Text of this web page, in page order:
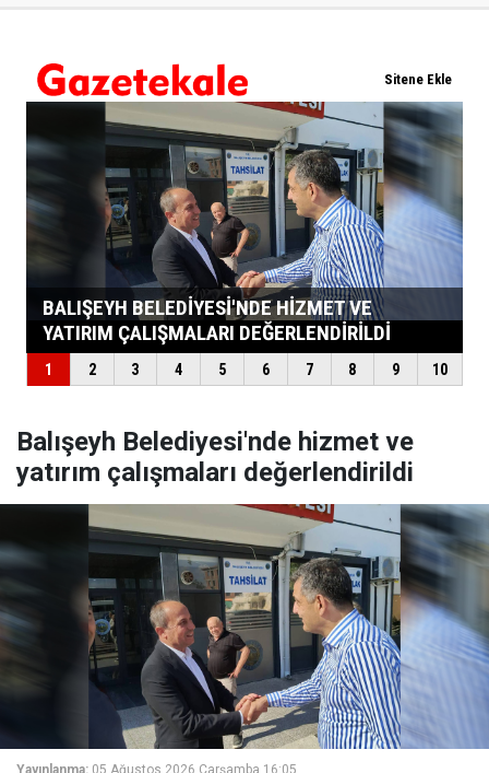
Balışeyh Belediyesi'nde hizmet ve
yatırım çalışmaları değerlendirildi
Yayınlanma: 05 Ağustos 2026 Çarşamba 16:05